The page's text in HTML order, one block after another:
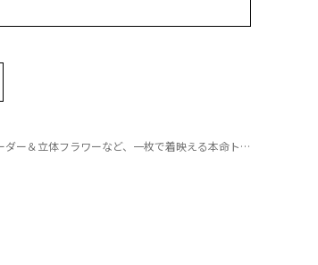
＆立体フラワーなど、一枚で着映える本命トップス